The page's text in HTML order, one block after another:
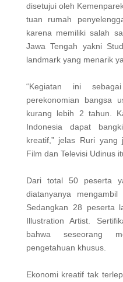
disetujui oleh
tuan rumah
karena memiliki salah
Jawa Tengah yakni
landmark yang menarik
“Kegiatan ini
perekonomian bangsa
kurang lebih 2 tahun.
Indonesia dapat
kreatif,” jelas Ruri yang
Film dan Televisi Udinus
Dari total 50 peserta
diatanyanya
Sedangkan 28 peserta
Illustration Artist.
bahwa seseorang
pengetahuan khusus.
Ekonomi kreatif tak